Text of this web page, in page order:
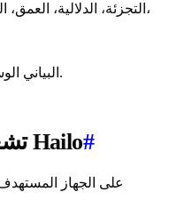
يتم إزالة رسم ONNX البياني الوسيط بعد التجميع.
تشغيل الاستنتاج على أجهزة Hailo#